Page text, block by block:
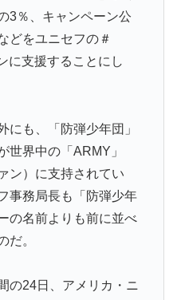
3％、キャンペーン公
どをユニセフの＃
に支援することにし
にも、「防弾少年団」
世界中の「ARMY」
ン）に支持されてい
事務局長も「防弾少年
の名前よりも前に並べ
だ。
の24日、アメリカ・ニ